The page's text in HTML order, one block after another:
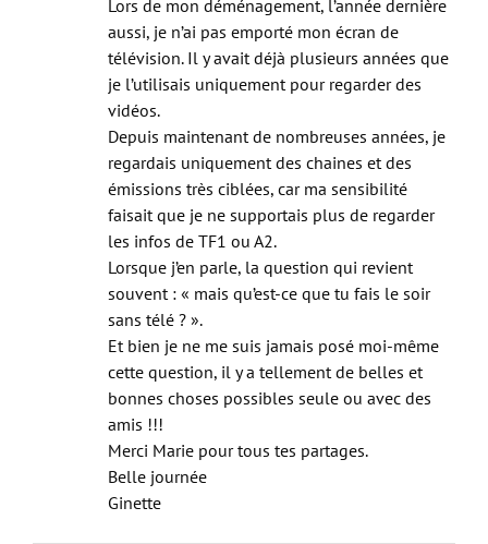
Lors de mon déménagement, l’année dernière
aussi, je n’ai pas emporté mon écran de
télévision. Il y avait déjà plusieurs années que
je l’utilisais uniquement pour regarder des
vidéos.
Depuis maintenant de nombreuses années, je
regardais uniquement des chaines et des
émissions très ciblées, car ma sensibilité
faisait que je ne supportais plus de regarder
les infos de TF1 ou A2.
Lorsque j’en parle, la question qui revient
souvent : « mais qu’est-ce que tu fais le soir
sans télé ? ».
Et bien je ne me suis jamais posé moi-même
cette question, il y a tellement de belles et
bonnes choses possibles seule ou avec des
amis !!!
Merci Marie pour tous tes partages.
Belle journée